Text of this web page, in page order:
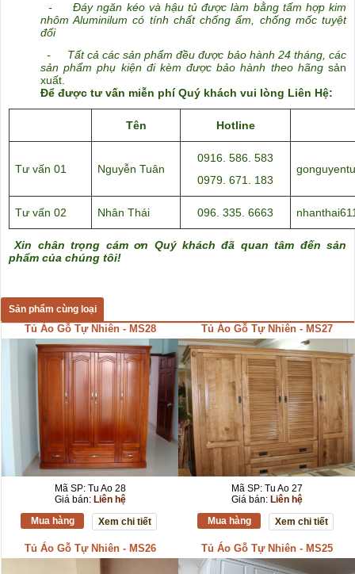
- Đáy ngăn kéo và hậu tủ được làm bằng tấm hợp kim
nhôm Aluminilum có tính chất chống ẩm, chống mốc tuyệt
đối
- Tất cả các sản phẩm đều được bảo hành 24 tháng, các
sản phẩm phụ kiện đi kèm được bảo hành theo hãngsản
xuất.
Để được tư vấn miễn phí Quý khách vui lòng Liên Hệ:
Tên Hotline
Tư vấn 01 Nguyễn Tuân
0916. 586. 583
0979. 671. 183
Tư vấn 02 Nhân Thái 096. 335. 6663
Xin chân trọng cám ơn Quý khách đã quan tâm đến sản
phẩm của chúng tôi!
Sản phẩm cùng loại
Tủ Áo Gỗ Tự Nhiên - MS28
Mã SP: Tu Ao 28
Giá bán: Liên hệ
Mua hàng
Xem chi tiết
Tủ Áo Gỗ Tự Nhiên - MS27
Mã SP: Tu Ao 27
Giá bán: Liên hệ
Mua hàng
Xem chi tiết
Tủ Áo Gỗ Tự Nhiên - MS26 Tủ Áo Gỗ Tự Nhiên - MS25